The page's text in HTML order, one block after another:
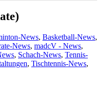
News, Basketball-News,
News, madcV - News,
, Schach-News, Tennis-
, Tischtennis-News,